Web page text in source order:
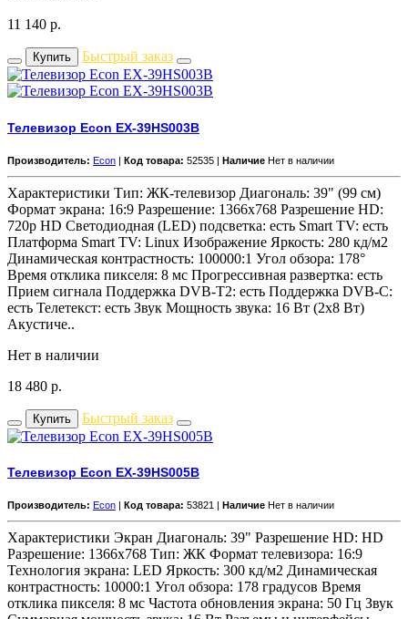
11 140 р.
Купить Быстрый заказ
Телевизор Econ EX-39HS003B
Производитель: Econ | Код товара: 52535 | Наличие Нет в наличии
Характеристики Тип: ЖК-телевизор Диагональ: 39" (99 см)
Формат экрана: 16:9 Разрешение: 1366x768 Разрешение HD:
720p HD Светодиодная (LED) подсветка: есть Smart TV: есть
Платформа Smart TV: Linux Изображение Яркость: 280 кд/м2
Динамическая контрастность: 100000:1 Угол обзора: 178°
Время отклика пикселя: 8 мс Прогрессивная развертка: есть
Прием сигнала Поддержка DVB-T2: есть Поддержка DVB-C:
есть Телетекст: есть Звук Мощность звука: 16 Вт (2х8 Вт)
Акустиче..
Нет в наличии
18 480 р.
Купить Быстрый заказ
Телевизор Econ EX-39HS005B
Производитель: Econ Код товара: 53821 | Наличие Нет в наличии
Характеристики Экран Диагональ: 39" Разрешение HD: HD
Разрешение: 1366x768 Тип: ЖК Формат телевизора: 16:9
Технология экрана: LED Яркость: 300 кд/м2 Динамическая
контрастность: 10000:1 Угол обзора: 178 градусов Время
отклика пикселя: 8 мс Частота обновления экрана: 50 Гц Звук